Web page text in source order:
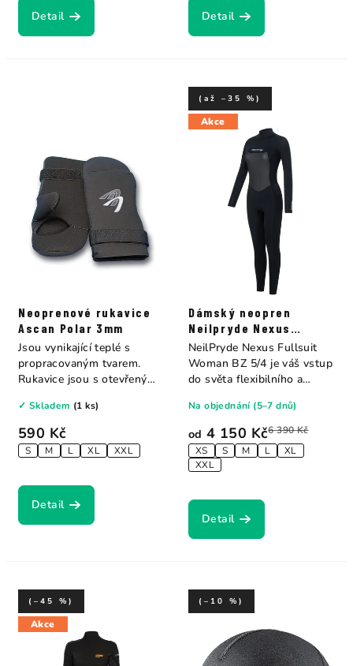
Detail Detail
Neoprenové rukavice
Ascan Polar 3mm
590 Kč
S M L XL XXL
✓ Skladem (1 ks)
Detail
Jsou vynikající teplé s
propracovaným tvarem.
Rukavice jsou s otevřenými
Akce
Dámský neopren
Neilpryde Nexus
Fullsuit B/Z 5/4
od 4 150 Kč6 390 Kč
(až –35 %)
XS S M L
XL
XXL
Na objednání (5–7 dnů)
Detail
NeilPryde Nexus Fullsuit
Woman BZ 5/4 je váš vstup
do světa flexibilního a
Akce
(–45 %) (–10 %)